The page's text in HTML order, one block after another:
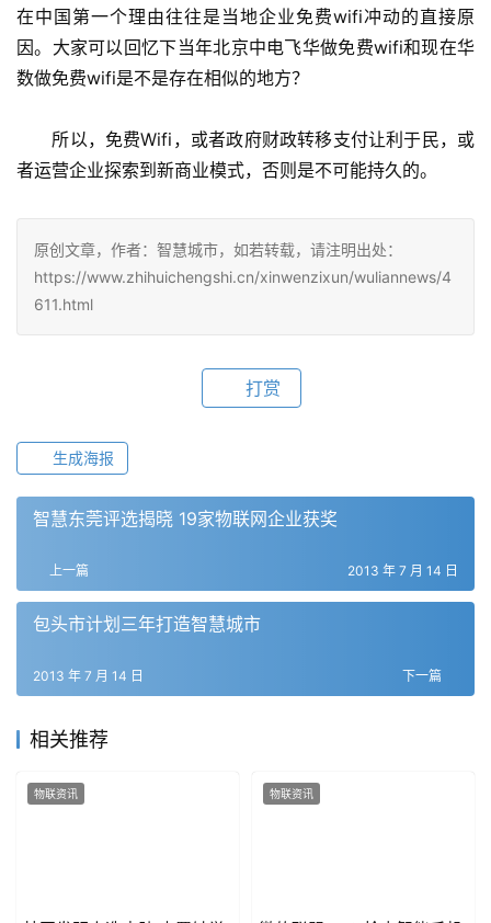
在中国第一个理由往往是当地企业免费wifi冲动的直接原
因。大家可以回忆下当年北京中电飞华做免费wifi和现在华
数做免费wifi是不是存在相似的地方？
所以，免费Wifi，或者政府财政转移支付让利于民，或
者运营企业探索到新商业模式，否则是不可能持久的。
原创文章，作者：智慧城市，如若转载，请注明出处：
https://www.zhihuichengshi.cn/xinwenzixun/wuliannews/4
611.html
打赏
生成海报
智慧东莞评选揭晓 19家物联网企业获奖
上一篇 2013 年 7 月 14 日
包头市计划三年打造智慧城市
下一篇
2013 年 7 月 14 日
相关推荐
物联资讯 物联资讯